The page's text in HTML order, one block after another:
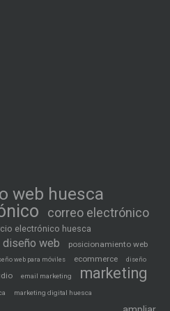
web huesca
correo electrónico
electrónico huesca
diseño web
posicionamiento web
web para móviles ecommerce diseño
email marketing
marketing
marketing digital huesca